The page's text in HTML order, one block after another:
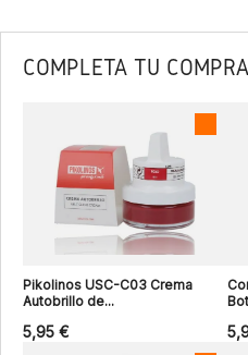
COMPLETA TU COMPRA
Pikolinos USC-C03 Crema
Autobrillo de...
5,95 €